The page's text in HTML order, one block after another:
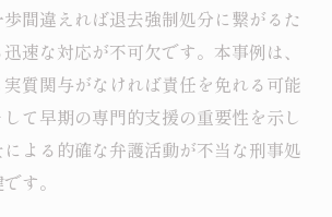
間違えれば退去強制処分に繋がるた
速な対応が不可欠です。本事例は、
質関与がなければ責任を免れる可能
て早期の専門的支援の重要性を示し
よる的確な弁護活動が不当な刑事処
す。